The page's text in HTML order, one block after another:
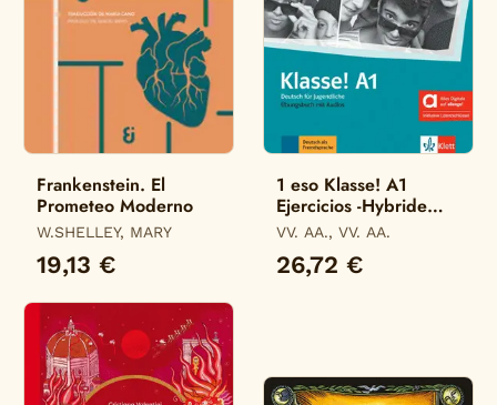
Frankenstein. El
Prometeo Moderno
W.SHELLEY, MARY
19,13 €
1 eso Klasse! A1
Ejercicios -Hybride
Allango-
VV. AA., VV. AA.
26,72 €